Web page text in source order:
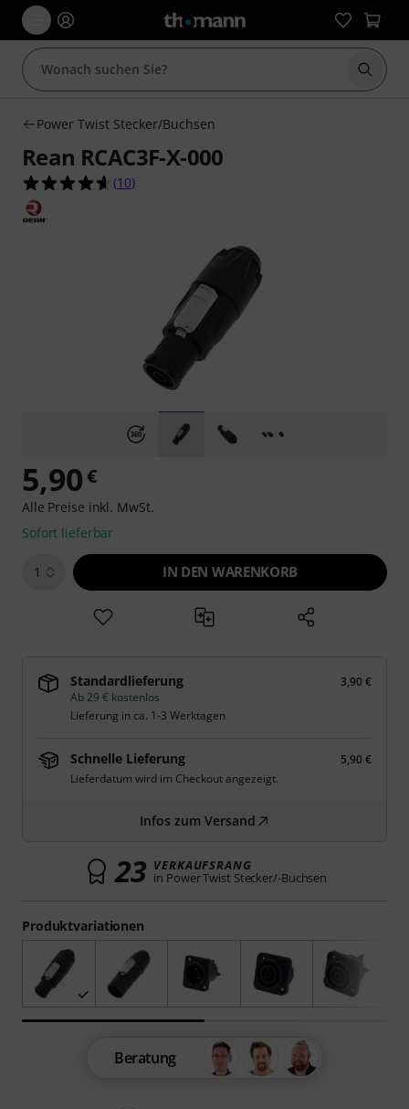
Suche
Power Twist Stecker/Buchsen
Rean RCAC3F-X-000
4.6 von 5 Sternen aus 10 Kundenbewertungen
(10)
Produktvariationen
5,90€
Alle Preise inkl. MwSt.
Sofort lieferbar
1 IN DEN WARENKORB
Standardlieferung
3,90 €
Ab 29 € kostenlos
Lieferung in ca. 1-3 Werktagen
Schnelle Lieferung
5,90 €
Lieferdatum wird im Checkout angezeigt.
Infos zum Versand
23 VERKAUFSRANG
in Power Twist Stecker/-Buchsen
Beratung